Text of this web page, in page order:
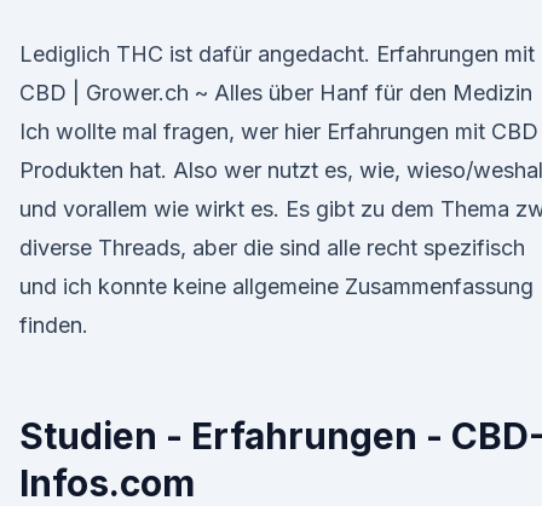
Lediglich THC ist dafür angedacht. Erfahrungen mit
CBD | Grower.ch ~ Alles über Hanf für den Medizin
Ich wollte mal fragen, wer hier Erfahrungen mit CBD
Produkten hat. Also wer nutzt es, wie, wieso/
und vorallem wie wirkt es. Es gibt zu dem Thema
diverse Threads, aber die sind alle recht spezifisch
und ich konnte keine allgemeine Zusammenfassung
finden.
Studien - Erfahrungen - CBD-
Infos.com